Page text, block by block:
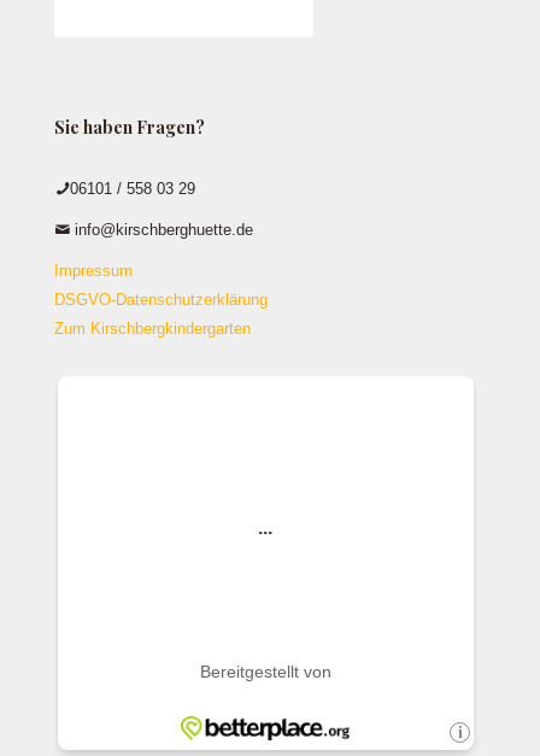
Sie haben Fragen?
06101 / 558 03 29
info@kirschberghuette.de
Impressum
DSGVO-Datenschutzerklärung
Zum Kirschbergkindergarten